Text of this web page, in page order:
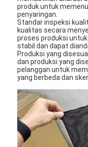
Mesin Manufaktur
Mesin Pembuat
Mesin Memukau
Mesin Memukau
Frame Welder
Filter Hepa AC
Filter Pembersih
produk untuk
penyaringan.
Standar inspeksi
kualitas secara
proses produksi
stabil dan dapat
Produksi yang
dan produksi yang
pelanggan untuk
yang berbeda dan